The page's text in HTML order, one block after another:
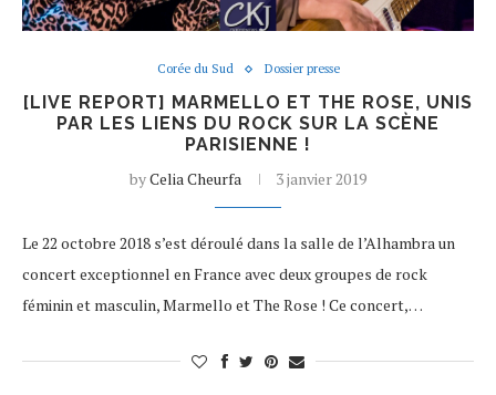
Corée du Sud Dossier presse
[LIVE REPORT] MARMELLO ET THE ROSE, UNIS
PAR LES LIENS DU ROCK SUR LA SCÈNE
PARISIENNE !
byCelia Cheurfa 3 janvier 2019
Le 22 octobre 2018 s’est déroulé dans la salle de l’Alhambra un
concert exceptionnel en France avec deux groupes de rock
féminin et masculin, Marmello et The Rose ! Ce concert,…